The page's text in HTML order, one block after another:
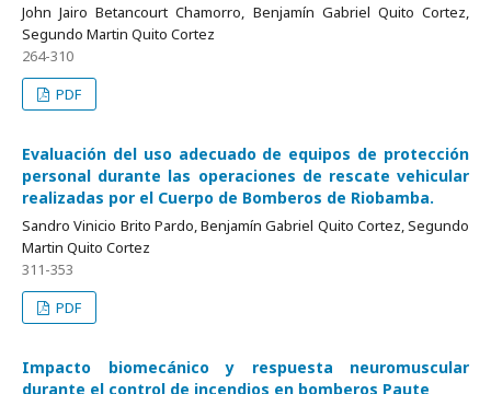
John Jairo Betancourt Chamorro, Benjamín Gabriel Quito Cortez,
Segundo Martin Quito Cortez
264-310
PDF
Evaluación del uso adecuado de equipos de protección
personal durante las operaciones de rescate vehicular
realizadas por el Cuerpo de Bomberos de Riobamba.
Sandro Vinicio Brito Pardo, Benjamín Gabriel Quito Cortez, Segundo
Martin Quito Cortez
311-353
PDF
Impacto biomecánico y respuesta neuromuscular
durante el control de incendios en bomberos Paute